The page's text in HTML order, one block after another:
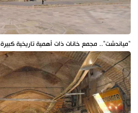
"مياندشت".. مجمع خانات ذات أهمية تاريخية كبيرة